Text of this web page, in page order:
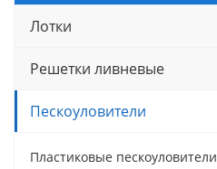
Лотки
Решетки ливневые
Пескоуловители
Пластиковые пескоуловители